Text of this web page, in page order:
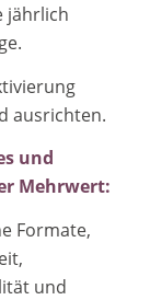
jährlich
ausrichten.
und
Mehrwert:
Formate,
und